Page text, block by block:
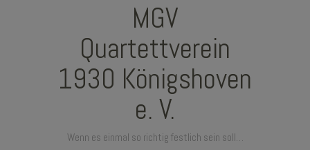
MGV
Quartettverein
1930 Königshoven
e. V.
Wenn es einmal so richtig festlich sein soll…